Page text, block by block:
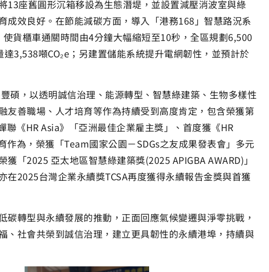
座舊圓形沉箱移設為生態潛堤，並設置減壓消波室與綠
效良好。在節能減碳方面，導入「港務168」智慧路況系
貨櫃車通關時間由4分鐘大幅縮短至10秒，全區規劃6,500
3,538噸CO₂e；另建置儲能系統提升電網韌性，並預計於
，以透明誠信治理、能源轉型、智慧綠建築、生物多樣性
友善職場、人才培育等作為持續受到高度肯定，包含榮獲第
《HR Asia》「亞洲最佳企業雇主獎」、首度獲《HR
為，榮獲「Team國家公園－SDGs之友成果發表會」多元
「2025 亞太地區智慧綠建築獎(2025 APIGBA AWARD)」
2025台灣企業永續獎TCSA再度獲得永續報告金獎與首獲
轉型與永續發展的推動，正面回應氣候變遷與淨零挑戰，
、社會共榮到誠信治理，建立更具韌性的永續港埠，持續與